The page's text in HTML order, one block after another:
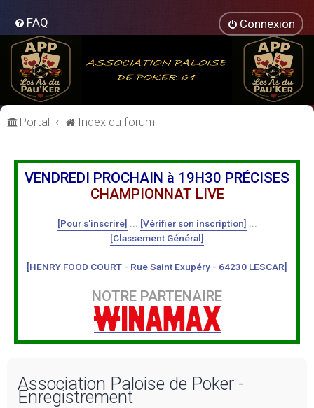
FAQ Connexion
Portal Index du forum
VENDREDI PROCHAIN à 19H30 PRÉCISES
CHAMPIONNAT LIVE
[Pour s'inscrire] [Vérifier son inscription]
[Classement Général]
[HENRY FOOD COURT - Rue Saint Exupéry - 64230 LESCAR]
NOTRE PARTENAIRE
Association Paloise de Poker -
Enregistrement